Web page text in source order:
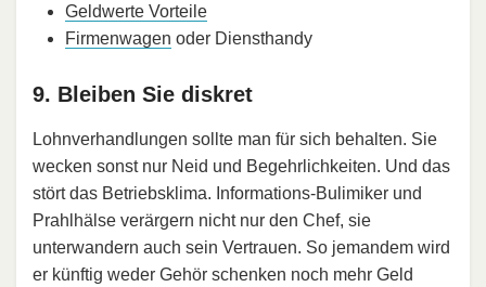
Geldwerte Vorteile
Firmenwagen oder Diensthandy
9. Bleiben Sie diskret
Lohnverhandlungen sollte man für sich behalten. Sie
wecken sonst nur Neid und Begehrlichkeiten. Und das
stört das Betriebsklima. Informations-Bulimiker und
Prahlhälse verärgern nicht nur den Chef, sie
unterwandern auch sein Vertrauen. So jemandem wird
er künftig weder Gehör schenken noch mehr Geld